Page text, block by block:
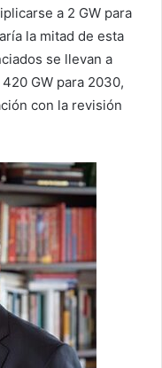
a 2 GW para
la mitad de esta
se llevan a
GW para 2030,
con la revisión